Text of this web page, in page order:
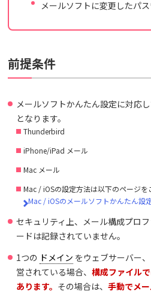
メールソフトに変更したパ
前提条件
メールソフトかんたん設定に対応
となります。
Thunderbird
iPhone/iPad メール
Mac メール
Mac / iOSの設定方法は以下のページを
Mac / iOSのメールソフトかんたん設
セキュリティ上、メール構成プロ
ードは記録されていません。
1つの ドメイン をウェブサーバー
営されている場合、構成ファイル
あります。 その場合は、手動でメ